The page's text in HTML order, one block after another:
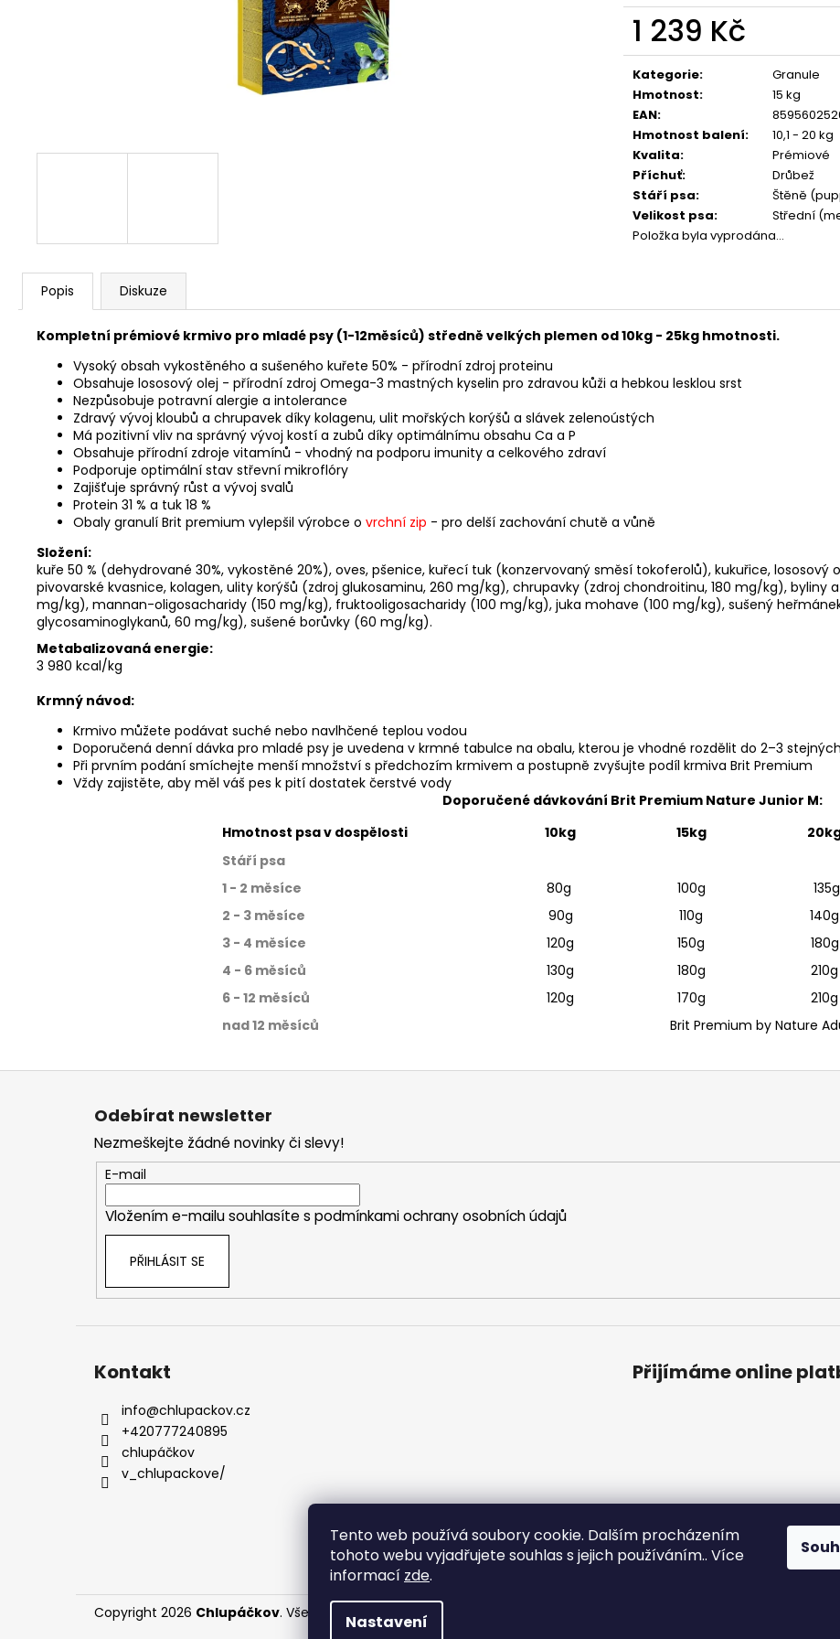
Tento web používá soubory cookie. Dalším procházením
tohoto webu vyjadřujete souhlas s jejich používáním.. Více
informací zde.
Nastavení
1 239 Kč
Měrná
cena:
Kategorie:
Granule
Hmotnost:
15 kg
EAN:
Hmotnost balení:
10,1 - 20 kg
Kvalita:
Prémiové
Příchuť:
Drůbež
Stáří psa:
Štěně
Velikost psa:
Střední
Položka byla vyprodána…
Popis Diskuze
Kompletní prémiové krmivo pro mladé psy (1-12měsíců) středně velkých plemen od 10kg - 25kg hmotnosti.
Vysoký obsah vykostěného a sušeného kuřete 50% - přírodní zdroj proteinu
Obsahuje lososový olej - přírodní zdroj Omega-3 mastných kyselin pro zdravou kůži a hebkou lesklou srst
Nezpůsobuje potravní alergie a intolerance
Zdravý vývoj kloubů a chrupavek díky kolagenu, ulit mořských korýšů a slávek zelenoústých
Má pozitivní vliv na správný vývoj kostí a zubů díky optimálnímu obsahu Ca a P
Obsahuje přírodní zdroje vitamínů - vhodný na podporu imunity a celkového zdraví
Podporuje optimální stav střevní mikroflóry
Zajišťuje správný růst a vývoj svalů
Protein 31 % a tuk 18 %
Obaly granulí Brit premium vylepšil výrobce o vrchní zip - pro delší zachování chutě a vůně
Složení:
kuře 50 % (dehydrované 30%, vykostěné 20%), oves, pšenice, kuřecí tuk (konzervovaný směsí tokoferolů), kukuřice, lososový
pivovarské kvasnice, kolagen, ulity korýšů (zdroj glukosaminu, 260 mg/kg), chrupavky (zdroj chondroitinu, 180 mg/kg), byliny
mg/kg), mannan-oligosacharidy (150 mg/kg), fruktooligosacharidy (100 mg/kg), juka mohave (100 mg/kg), sušený
glycosaminoglykanů, 60 mg/kg), sušené borůvky (60 mg/kg).
Metabalizovaná energie:
3 980 kcal/kg
Krmný návod:
Krmivo můžete podávat suché nebo navlhčené teplou vodou
Doporučená denní dávka pro mladé psy je uvedena v krmné tabulce na obalu, kterou je vhodné rozdělit do 2–3
Při prvním podání smíchejte menší množství s předchozím krmivem a postupně zvyšujte podíl krmiva Brit Premium
Vždy zajistěte, aby měl váš pes k pití dostatek čerstvé vody
Doporučené dávkování Brit Premium Nature Junior M:
Hmotnost psa v dospělosti
10kg 15kg
Stáří psa
1 - 2 měsíce
80g 100g 135g
2 - 3 měsíce
90g 110g 140g
3 - 4 měsíce
120g 150g 180g
4 - 6 měsíců
130g 180g 210g
6 - 12 měsíců
120g 170g 210g
nad 12 měsíců
Brit Premium by Nature
JOSERA MEAT BITES MINI BEEF 70G
CALIBRA JOY DOG YUMMY CHICKEN CALIBRA JOY DOG
100G
79 Kč
Z
Odebírat newsletter
Nezmeškejte žádné novinky či slevy!
E-mail
Vložením e-mailu souhlasíte s podmínkami ochrany osobních údajů
PŘIHLÁSIT SE
Kontakt
info@chlupackov.cz
+420777240895
chlupáčkov
v_chlupackove/
Přijímáme online
Copyright 2026 Chlupáčkov. Všechna práva vyhrazena.